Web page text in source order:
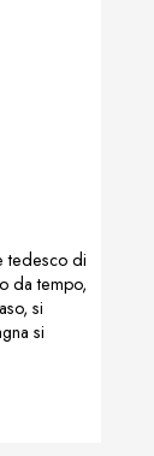
tedesco di
da tempo,
si
si
la